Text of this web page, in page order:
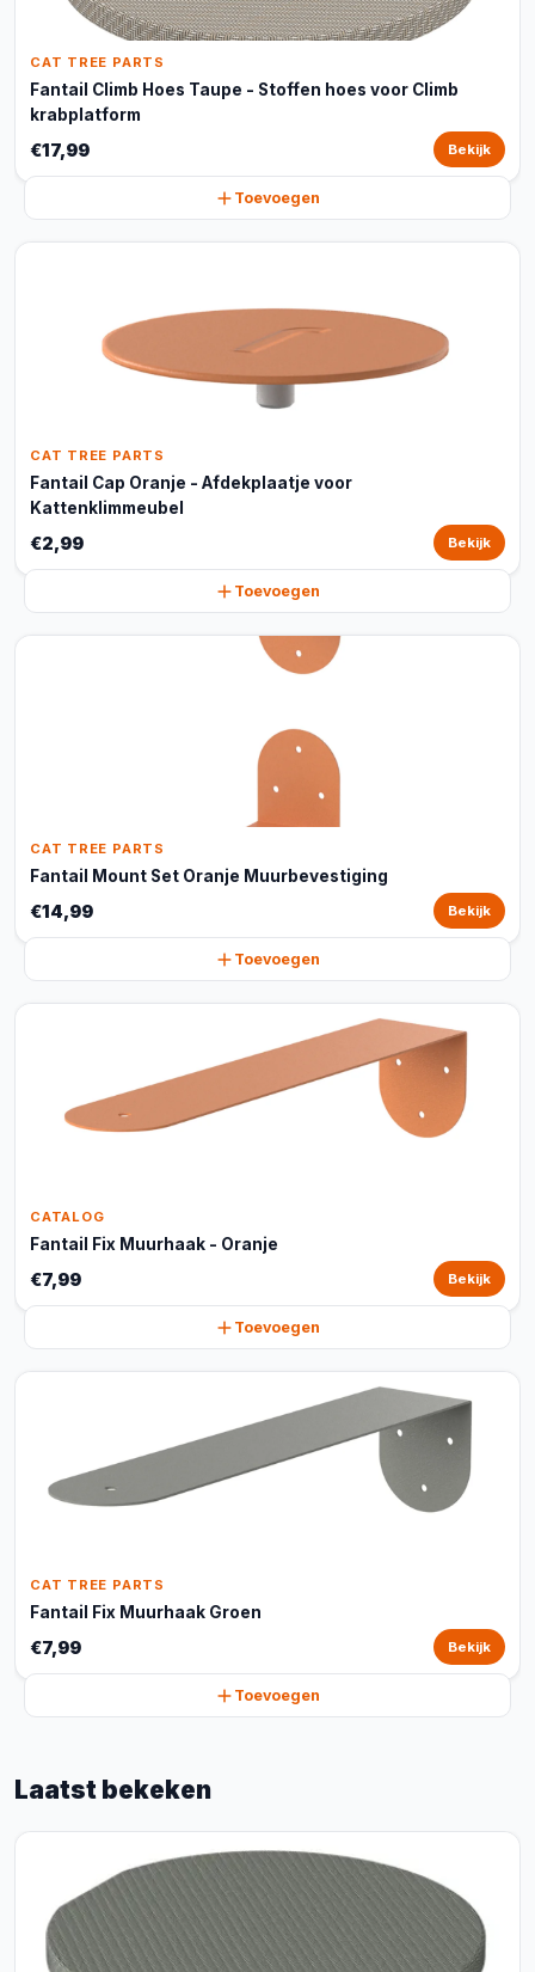
CAT TREE PARTS
Fantail Climb Hoes Taupe - Stoffen hoes voor Climb
krabplatform
€17,99 Bekijk
Toevoegen
CAT TREE PARTS
Fantail Cap Oranje - Afdekplaatje voor
Kattenklimmeubel
€2,99 Bekijk
Toevoegen
CAT TREE PARTS
Fantail Mount Set Oranje Muurbevestiging
€14,99 Bekijk
Toevoegen
CATALOG
Fantail Fix Muurhaak - Oranje
€7,99 Bekijk
Toevoegen
CAT TREE PARTS
Fantail Fix Muurhaak Groen
€7,99 Bekijk
Toevoegen
Laatst bekeken